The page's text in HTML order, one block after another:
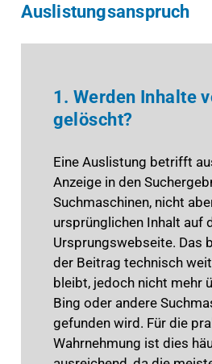
Auslistungsanspruch
1. Werden Inhalte
gelöscht?
Eine Auslistung betrifft
Anzeige in den
Suchmaschinen, nicht
ursprünglichen Inhalt auf
Ursprungswebseite. Das
der Beitrag technisch
bleibt, jedoch nicht mehr
Bing oder andere
gefunden wird. Für die
Wahrnehmung ist dies